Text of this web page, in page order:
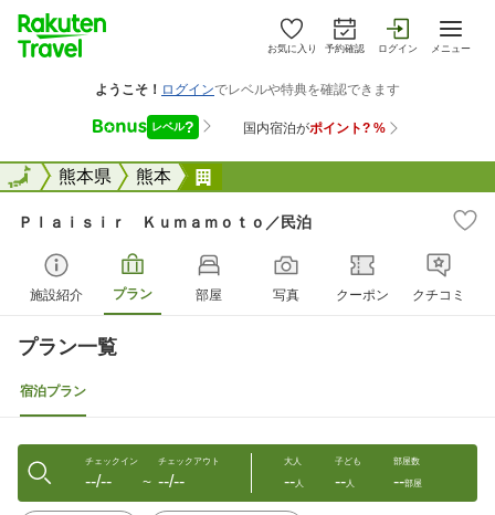
お気に入り 予約確認 ログイン メニュー
全国熊本県 熊本
全国
Ｐｌａｉｓｉｒ Ｋｕｍａｍｏｔｏ／民泊
施設紹介 プラン 部屋 写真 クーポン クチコミ
プラン一覧
宿泊プラン
チェックイン
--/-- 〜
チェックアウト
--/--
大人
--人
子ども
--人
部屋数
--部屋